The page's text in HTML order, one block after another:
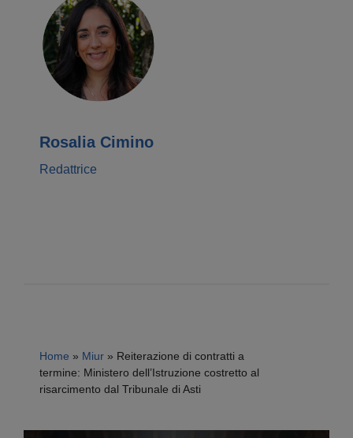
Rosalia Cimino
Redattrice
Home » Miur » Reiterazione di contratti a
termine: Ministero dell’Istruzione costretto al
risarcimento dal Tribunale di Asti